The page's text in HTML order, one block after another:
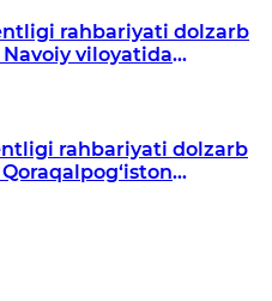
rahbariyati dolzarb
viloyatida
rahbariyati dolzarb